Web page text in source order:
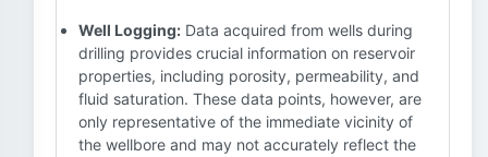
Well Logging: Data acquired from wells during
drilling provides crucial information on reservoir
properties, including porosity, permeability, and
fluid saturation. These data points, however, are
only representative of the immediate vicinity of
the wellbore and may not accurately reflect the